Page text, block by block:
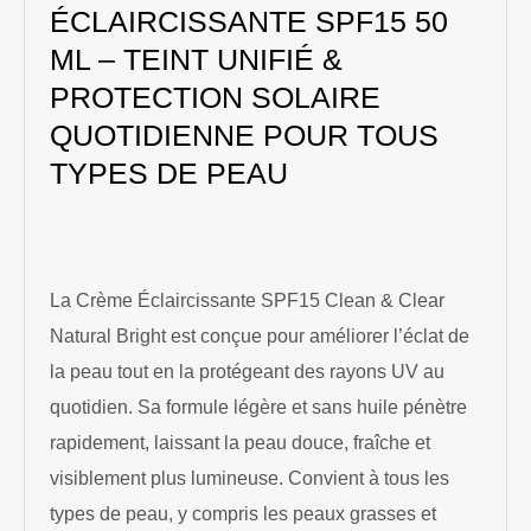
ÉCLAIRCISSANTE SPF15 50
ML – TEINT UNIFIÉ &
PROTECTION SOLAIRE
QUOTIDIENNE POUR TOUS
TYPES DE PEAU
La Crème Éclaircissante SPF15 Clean & Clear
Natural Bright est conçue pour améliorer l’éclat de
la peau tout en la protégeant des rayons UV au
quotidien. Sa formule légère et sans huile pénètre
rapidement, laissant la peau douce, fraîche et
visiblement plus lumineuse. Convient à tous les
types de peau, y compris les peaux grasses et